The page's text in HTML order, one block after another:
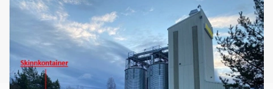
Skinnfellsøm
Fabrikkutsalget
Skinnfellkurs